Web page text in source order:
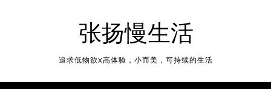
张扬慢生活
追求低物欲x高体验，小而美，可持续的生活